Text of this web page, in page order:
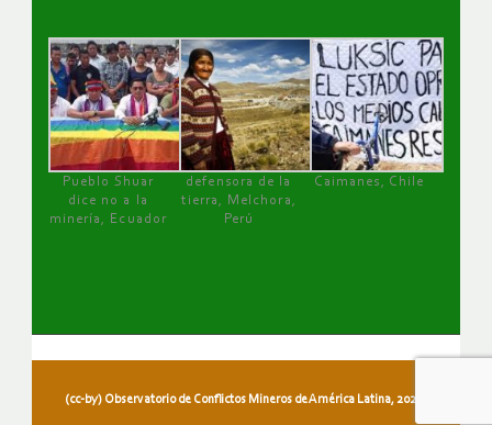
Pueblo Shuar
dice no a la
minería, Ecuador
defensora de la
tierra, Melchora,
Perú
Caimanes, Chile
(cc-by) Observatorio de Conflictos Mineros de América Latina, 2026